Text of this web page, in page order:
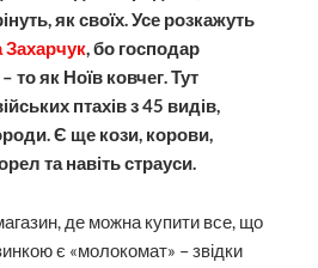
як своїх. Усе розкажуть
, бо господар
то як Ноїв ковчег. Тут
птахів з 45 видів,
Є ще кози, корови,
та навіть страуси.
де можна купити все, що
є «молокомат» – звідки